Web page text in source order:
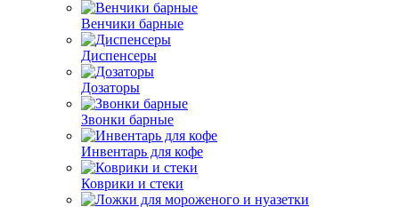
Венчики барные
Диспенсеры
Дозаторы
Звонки барные
Инвентарь для кофе
Коврики и стеки